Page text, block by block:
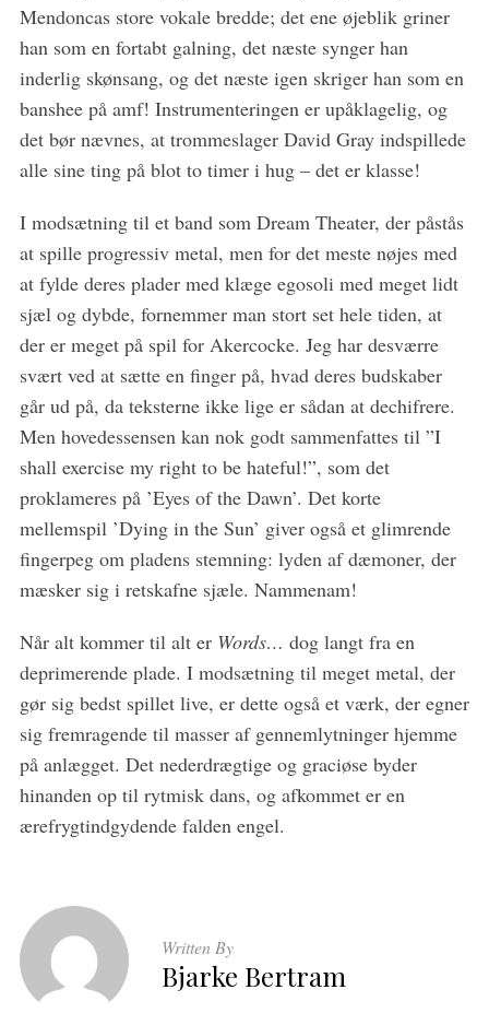
Mendoncas store vokale bredde; det ene øjeblik griner
han som en fortabt galning, det næste synger han
inderlig skønsang, og det næste igen skriger han som en
banshee på amf! Instrumenteringen er upåklagelig, og
det bør nævnes, at trommeslager David Gray indspillede
alle sine ting på blot to timer i hug – det er klasse!
I modsætning til et band som Dream Theater, der påstås
at spille progressiv metal, men for det meste nøjes med
at fylde deres plader med klæge egosoli med meget lidt
sjæl og dybde, fornemmer man stort set hele tiden, at
der er meget på spil for Akercocke. Jeg har desværre
svært ved at sætte en finger på, hvad deres budskaber
går ud på, da teksterne ikke lige er sådan at dechifrere.
Men hovedessensen kan nok godt sammenfattes til ”I
shall exercise my right to be hateful!”, som det
proklameres på ’Eyes of the Dawn’. Det korte
mellemspil ’Dying in the Sun’ giver også et glimrende
fingerpeg om pladens stemning: lyden af dæmoner, der
mæsker sig i retskafne sjæle. Nammenam!
Når alt kommer til alt erWords… dog langt fra en
deprimerende plade. I modsætning til meget metal, der
gør sig bedst spillet live, er dette også et værk, der egner
sig fremragende til masser af gennemlytninger hjemme
på anlægget. Det nederdrægtige og graciøse byder
hinanden op til rytmisk dans, og afkommet er en
ærefrygtindgydende falden engel.
Written By
Bjarke Bertram